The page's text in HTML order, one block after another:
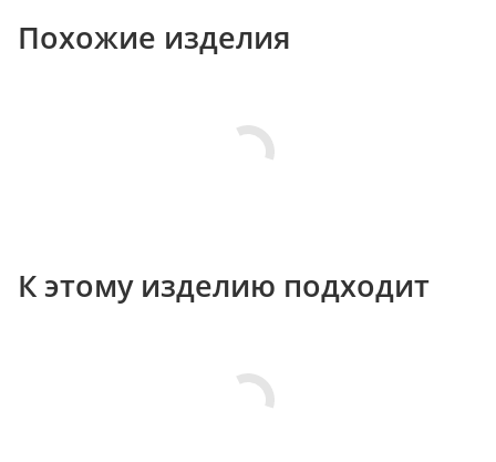
Похожие изделия
К этому изделию подходит